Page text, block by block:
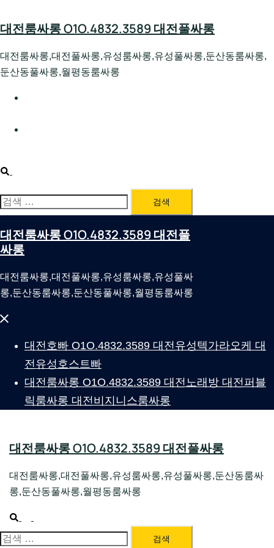
to
대전룸싸롱 O1O.4832.3589 대전풀싸롱
대전룸싸롱,대전풀싸롱,유성룸싸롱,유성풀싸롱,둔산동룸싸롱,
둔산동풀싸롱,월평동룸싸롱
Search
검
색:
대전룸싸롱 O1O.4832.3589 대전풀
싸롱
대전룸싸롱,대전풀싸롱,유성룸싸롱,유성풀싸
롱,둔산동룸싸롱,둔산동풀싸롱,월평동룸싸롱
Close
대전호빠 O1O.4832.3589 대전유성텍가라오케 대
전유성호스트빠
대전룸싸롱 O1O.4832.3589 대전노래방 대전퍼블
릭룸싸롱 대전비지니스룸싸롱
대전룸싸롱 O1O.4832.3589 대전풀싸롱
대전룸싸롱,대전풀싸롱,유성룸싸롱,유성풀싸롱,둔산동룸싸
롱,둔산동풀싸롱,월평동룸싸롱
Search
menu
검